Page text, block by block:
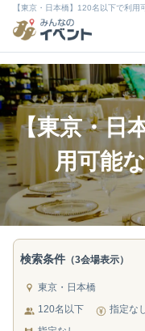
【東京・日本橋】120名以下で利
【東京・日
用可能
検索条件 （3会場表示）
東京・日本橋
120名以下
指定な